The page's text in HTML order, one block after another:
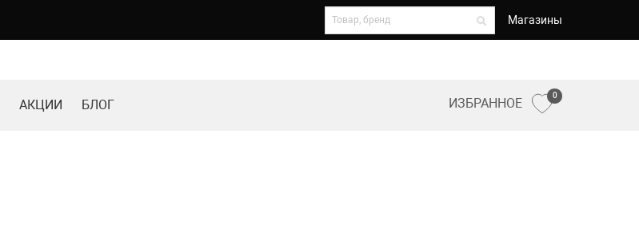
Магазины
АКЦИИ БЛОГ ИЗБРАННОЕ
0